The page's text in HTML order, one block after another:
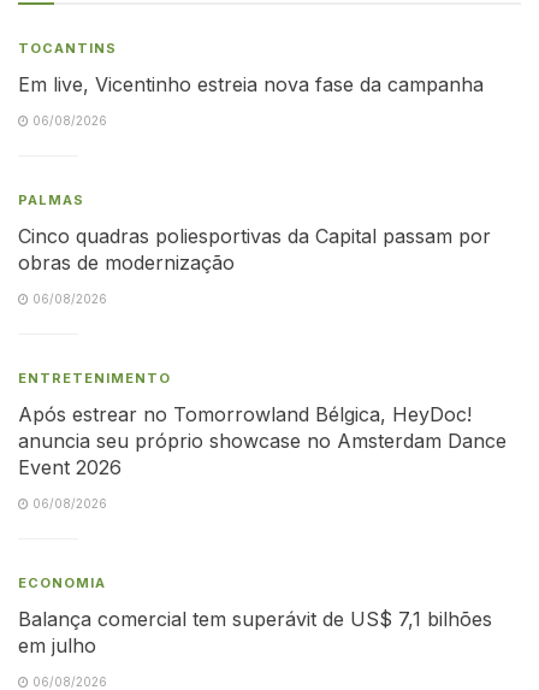
TOCANTINS
Em live, Vicentinho estreia nova fase da campanha
06/08/2026
PALMAS
Cinco quadras poliesportivas da Capital passam por
obras de modernização
06/08/2026
ENTRETENIMENTO
Após estrear no Tomorrowland Bélgica, HeyDoc!
anuncia seu próprio showcase no Amsterdam Dance
Event 2026
06/08/2026
ECONOMIA
Balança comercial tem superávit de US$ 7,1 bilhões
em julho
06/08/2026